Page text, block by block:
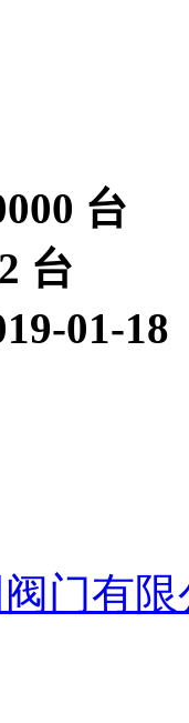
台
台
01-18
阀门有